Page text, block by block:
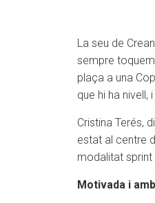
La seu de
sempre
plaça a una
que hi ha nivell,
Cristina Terés,
estat al centre
modalitat sprint
Motivada i